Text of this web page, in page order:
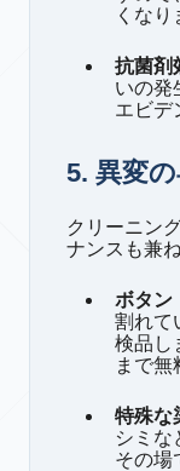
くなり
抗菌剤
いの発
エビデ
5. 異変
クリーニン
ナンスも兼
ボタン
割れて
検品し
まで無
特殊な
シミな
その場